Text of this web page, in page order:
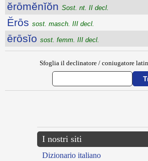
ĕrōmĕnĭŏn Sost. nt. II decl.
Ĕrōs sost. masch. III decl.
ērōsĭo sost. femm. III decl.
Sfoglia il declinatore / coniugatore
I nostri siti
Dizionario italiano